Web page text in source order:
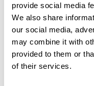
provide social media
We also share
our social media,
may combine it with
provided to them or
of their services.